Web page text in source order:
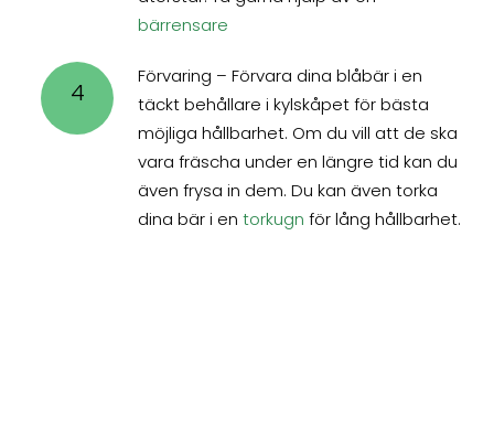
bärrensare
4
Förvaring – Förvara dina blåbär i en
täckt behållare i kylskåpet för bästa
möjliga hållbarhet. Om du vill att de ska
vara fräscha under en längre tid kan du
även frysa in dem. Du kan även torka
dina bär i entorkugn för lång hållbarhet.